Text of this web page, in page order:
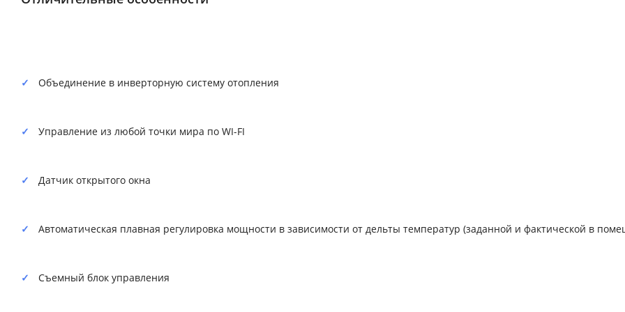
Объединение в инверторную систему отопления
Управление из любой точки мира по WI-FI
Датчик открытого окна
Автоматическая плавная регулировка мощности в зависимости от дельты температур (заданной и фактической в
Съемный блок управления